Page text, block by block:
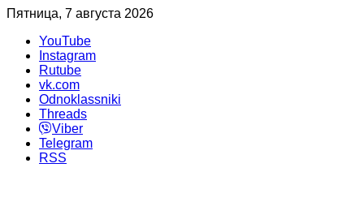
Пятница, 7 августа 2026
YouTube
Instagram
Rutube
vk.com
Odnoklassniki
Threads
Viber
Telegram
RSS